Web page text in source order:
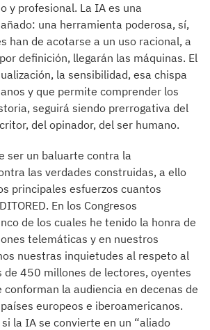
y profesional. La IA es una
una herramienta poderosa, sí,
han de acotarse a un uso racional, a
definición, llegarán las máquinas. El
la sensibilidad, esa chispa
y que permite comprender los
seguirá siendo prerrogativa del
del opinador, del ser humano.
ser un baluarte contra la
las verdades construidas, a ello
principales esfuerzos cuantos
En los Congresos
de los cuales he tenido la honra de
telemáticas y en nuestros
nuestras inquietudes al respeto al
de 450 millones de lectores, oyentes
la audiencia en decenas de
europeos e iberoamericanos.
la IA se convierte en un “aliado